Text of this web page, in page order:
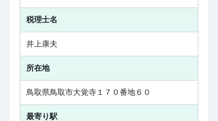
税理士名
井上康夫
所在地
鳥取県鳥取市大覚寺１７０番地６０
最寄り駅